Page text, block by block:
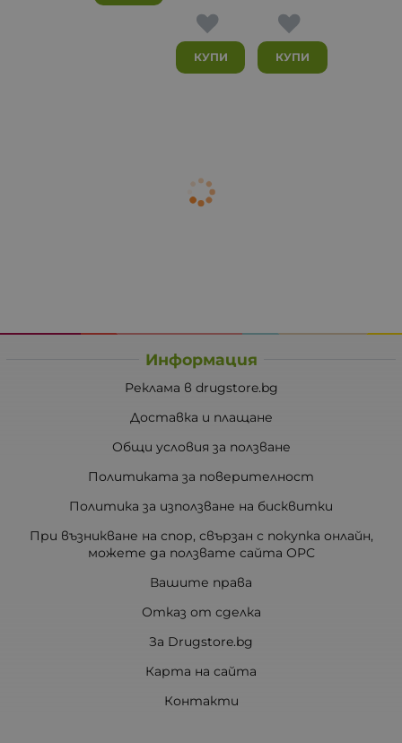
КУПИ КУПИ
Информация
Реклама в drugstore.bg
Доставка и плащане
Общи условия за ползване
Политиката за поверителност
Политика за използване на бисквитки
При възникване на спор, свързан с покупка онлайн,
можете да ползвате сайта ОРС
Вашите права
Отказ от сделка
За Drugstore.bg
Карта на сайта
Контакти